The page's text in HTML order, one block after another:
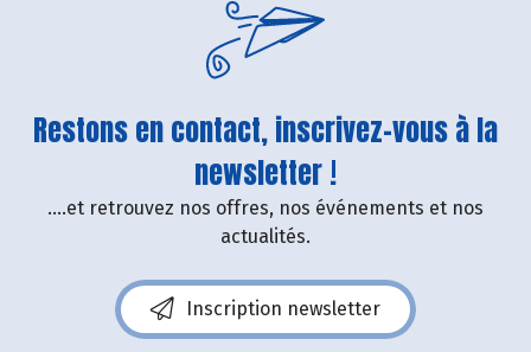
Restons en contact, inscrivez-vous à la
newsletter !
....et retrouvez nos offres, nos événements et nos
actualités.
Inscription newsletter